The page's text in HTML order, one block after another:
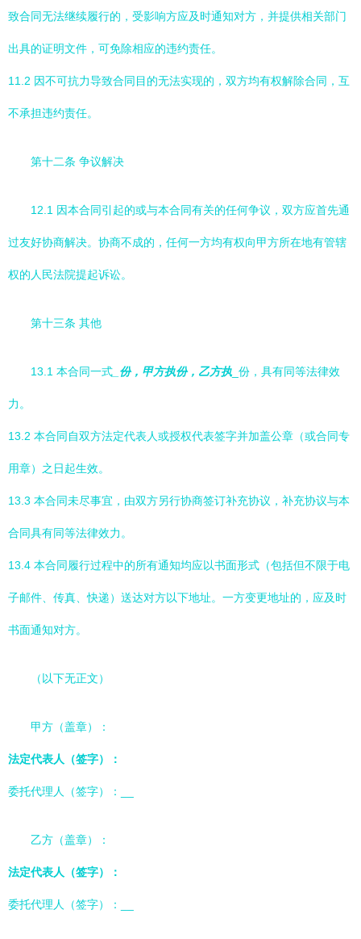
致合同无法继续履行的，受影响方应及时通知对方，并提供相关部门
出具的证明文件，可免除相应的违约责任。
11.2 因不可抗力导致合同目的无法实现的，双方均有权解除合同，互
不承担违约责任。
第十二条 争议解决
12.1 因本合同引起的或与本合同有关的任何争议，双方应首先通
过友好协商解决。协商不成的，任何一方均有权向甲方所在地有管辖
权的人民法院提起诉讼。
第十三条 其他
13.1 本合同一式 _份，甲方执份，乙方执 _份，具有同等法律效
力。
13.2 本合同自双方法定代表人或授权代表签字并加盖公章（或合同专
用章）之日起生效。
13.3 本合同未尽事宜，由双方另行协商签订补充协议，补充协议与本
合同具有同等法律效力。
13.4 本合同履行过程中的所有通知均应以书面形式（包括但不限于电
子邮件、传真、快递）送达对方以下地址。一方变更地址的，应及时
书面通知对方。
（以下无正文）
甲方（盖章）：
法定代表人（签字）：
委托代理人（签字）：
乙方（盖章）：
法定代表人（签字）：
委托代理人（签字）：